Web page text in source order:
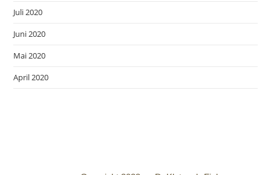
Juli 2020
Juni 2020
Mai 2020
April 2020